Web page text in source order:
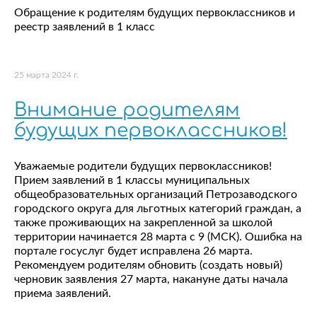
Обращение к родителям будущих первоклассников и
реестр заявлений в 1 класс
25 марта 2024 г.
Внимание родителям
будущих первоклассников!
Уважаемые родители будущих первоклассников!
Прием заявлений в 1 классы муниципальных
общеобразовательных организаций Петрозаводского
городского округа для льготных категорий граждан, а
также проживающих на закрепленной за школой
территории начинается 28 марта с 9 (МСК). Ошибка на
портале госуслуг будет исправлена 26 марта.
Рекомендуем родителям обновить (создать новый)
черновик заявления 27 марта, накануне даты начала
приема заявлений.